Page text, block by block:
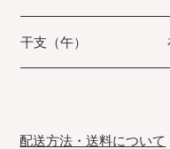
干支（午）
配送方法・送料について